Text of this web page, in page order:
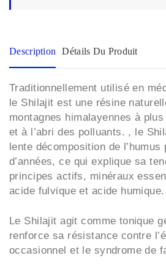
Description Détails Du Produit
Traditionnellement utilisé en
le Shilajit est une résine
montagnes himalayennes à plus
et à l’abri des polluants. , le
lente décomposition de
d’années, ce qui explique sa
principes actifs, minéraux
acide fulvique et acide humique.
Le Shilajit agit comme tonique
renforce sa résistance contre
occasionnel et le syndrome de